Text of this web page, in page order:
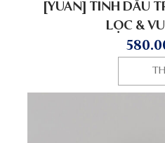
[YUAN] TINH DẦU
LỌC &